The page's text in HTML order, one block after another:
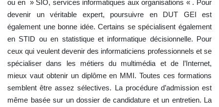
ou en » SIO, services informatiques aux organisations « . Pour
devenir un véritable expert, poursuivre en DUT GEI est
également une bonne idée. Certains se spécialisent également
en STID ou en statistique et informatique décisionnelle. Pour
ceux qui veulent devenir des informaticiens professionnels et se
spécialiser dans les métiers du multimédia et de l’Internet,
mieux vaut obtenir un diplôme en MMI. Toutes ces formations
semblent être assez sélectives. La procédure d’admission est
même basée sur un dossier de candidature et un entretien. La